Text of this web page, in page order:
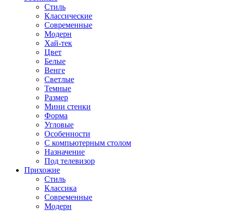
Стиль
Классические
Современные
Модерн
Хай-тек
Цвет
Белые
Венге
Светлые
Темные
Размер
Мини стенки
Форма
Угловые
Особенности
С компьютерным столом
Назначение
Под телевизор
Прихожие
Стиль
Классика
Современные
Модерн